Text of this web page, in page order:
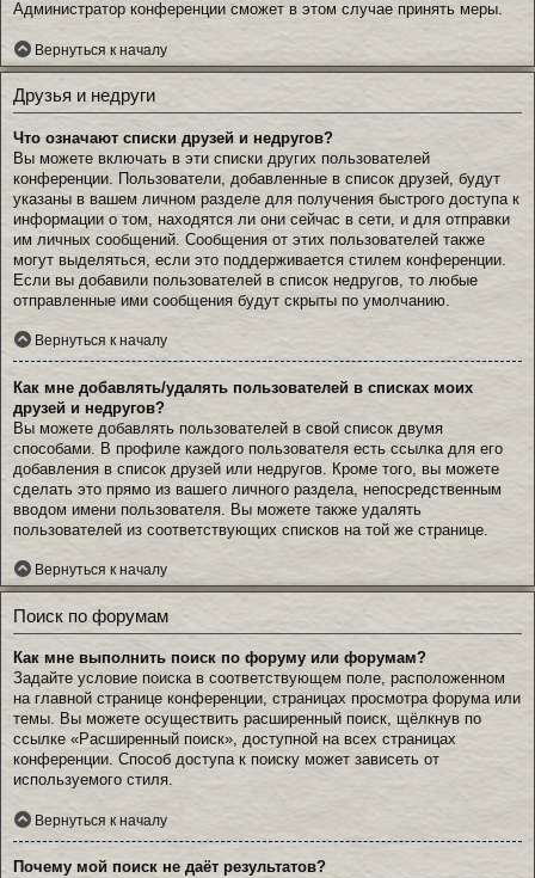
Администратор конференции сможет в этом случае принять меры.
Вернуться к началу
Друзья и недруги
Что означают списки друзей и недругов?
Вы можете включать в эти списки других пользователей
конференции. Пользователи, добавленные в список друзей, будут
указаны в вашем личном разделе для получения быстрого доступа к
информации о том, находятся ли они сейчас в сети, и для отправки
им личных сообщений. Сообщения от этих пользователей также
могут выделяться, если это поддерживается стилем конференции.
Если вы добавили пользователей в список недругов, то любые
отправленные ими сообщения будут скрыты по умолчанию.
Вернуться к началу
Как мне добавлять/удалять пользователей в списках моих
друзей и недругов?
Вы можете добавлять пользователей в свой список двумя
способами. В профиле каждого пользователя есть ссылка для его
добавления в список друзей или недругов. Кроме того, вы можете
сделать это прямо из вашего личного раздела, непосредственным
вводом имени пользователя. Вы можете также удалять
пользователей из соответствующих списков на той же странице.
Вернуться к началу
Поиск по форумам
Как мне выполнить поиск по форуму или форумам?
Задайте условие поиска в соответствующем поле, расположенном
на главной странице конференции, страницах просмотра форума или
темы. Вы можете осуществить расширенный поиск, щёлкнув по
ссылке «Расширенный поиск», доступной на всех страницах
конференции. Способ доступа к поиску может зависеть от
используемого стиля.
Вернуться к началу
Почему мой поиск не даёт результатов?